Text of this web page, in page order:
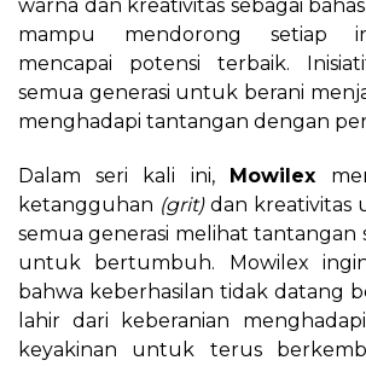
warna dan kreativitas sebagai
mampu mendorong setiap
mencapai potensi terbaik.
semua generasi untuk berani
menghadapi tantangan dengan
Dalam seri kali ini, Mowilex
ketangguhan (grit)dan kreativitas
semua generasi melihat tantangan
untuk bertumbuh. Mowilex
bahwa keberhasilan tidak datang
lahir dari keberanian
keyakinan untuk terus